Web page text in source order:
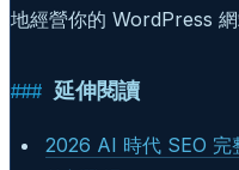
地經營你的 WordPress 網
延伸閱讀
2026 AI 時代 SEO 完